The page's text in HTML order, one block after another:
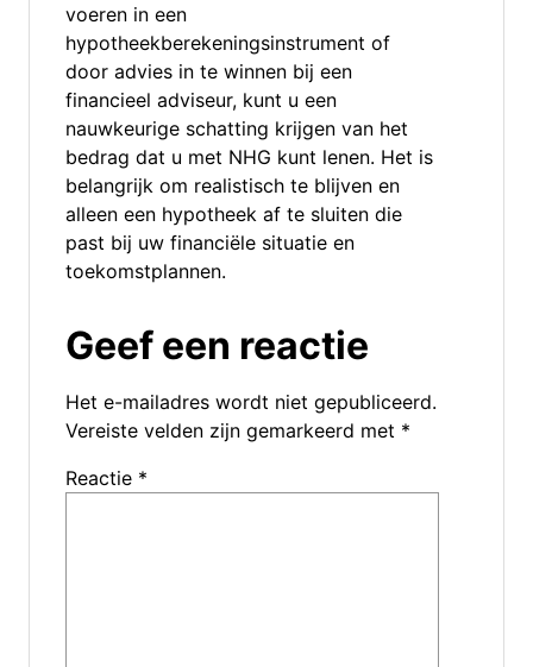
voeren in een
hypotheekberekeningsinstrument of
door advies in te winnen bij een
financieel adviseur, kunt u een
nauwkeurige schatting krijgen van het
bedrag dat u met NHG kunt lenen. Het is
belangrijk om realistisch te blijven en
alleen een hypotheek af te sluiten die
past bij uw financiële situatie en
toekomstplannen.
Geef een reactie
Het e-mailadres wordt niet gepubliceerd.
Vereiste velden zijn gemarkeerd met *
Reactie *